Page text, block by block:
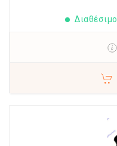
Διαθέσιμο